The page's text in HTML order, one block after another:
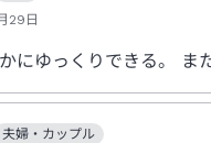
29日
にゆっくりできる。 ま
夫婦・カップル